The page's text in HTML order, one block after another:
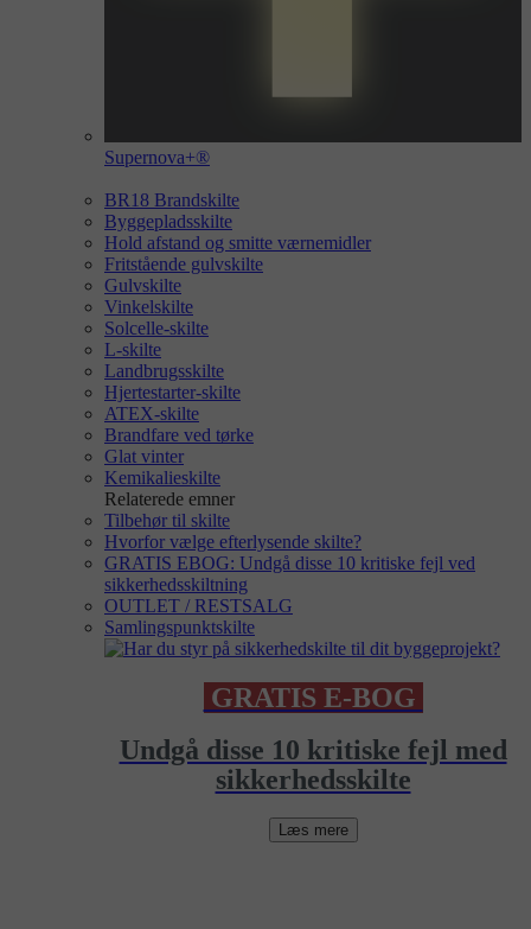
Supernova+®
BR18 Brandskilte
Byggepladsskilte
Hold afstand og smitte værnemidler
Fritstående gulvskilte
Gulvskilte
Vinkelskilte
Solcelle-skilte
L-skilte
Landbrugsskilte
Hjertestarter-skilte
ATEX-skilte
Brandfare ved tørke
Glat vinter
Kemikalieskilte
Relaterede emner
Tilbehør til skilte
Hvorfor vælge efterlysende skilte?
GRATIS EBOG: Undgå disse 10 kritiske fejl ved
sikkerhedsskiltning
OUTLET / RESTSALG
Samlingspunktskilte
GRATIS E-BOG
Undgå disse 10 kritiske fejl med
sikkerhedsskilte
Læs mere